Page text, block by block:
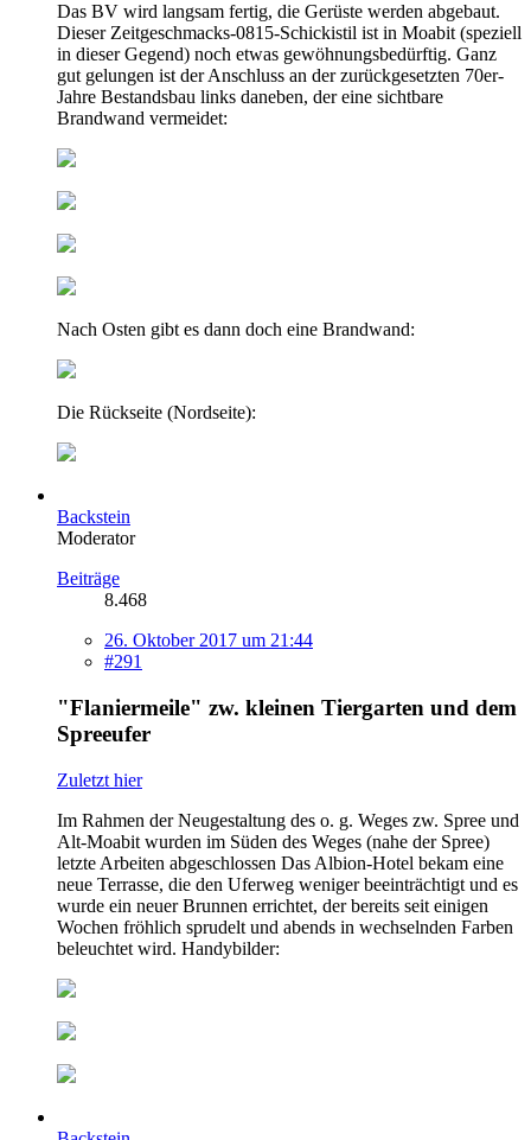
Das BV wird langsam fertig, die Gerüste werden abgebaut.
Dieser Zeitgeschmacks-0815-Schickistil ist in Moabit (speziell
in dieser Gegend) noch etwas gewöhnungsbedürftig. Ganz
gut gelungen ist der Anschluss an der zurückgesetzten 70er-
Jahre Bestandsbau links daneben, der eine sichtbare
Brandwand vermeidet:
Nach Osten gibt es dann doch eine Brandwand:
Die Rückseite (Nordseite):
Backstein
Moderator
Beiträge
8.468
26. Oktober 2017 um 21:44
#291
"Flaniermeile" zw. kleinen Tiergarten und dem
Spreeufer
Zuletzt hier
Im Rahmen der Neugestaltung des o. g. Weges zw. Spree und
Alt-Moabit wurden im Süden des Weges (nahe der Spree)
letzte Arbeiten abgeschlossen Das Albion-Hotel bekam eine
neue Terrasse, die den Uferweg weniger beeinträchtigt und es
wurde ein neuer Brunnen errichtet, der bereits seit einigen
Wochen fröhlich sprudelt und abends in wechselnden Farben
beleuchtet wird. Handybilder: